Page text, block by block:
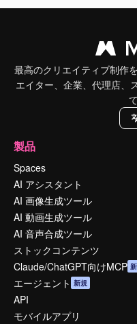
最高のクリエイティブ制作
エイター、企業、代理店、
製品
Spaces
AI アシスタント
AI 画像生成ツール
AI 動画生成ツール
AI 音声合成ツール
ストックコンテンツ
Claude/ChatGPT向けMCP
エージェント 新規
API
モバイルアプリ